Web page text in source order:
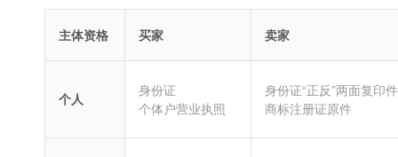
主体资格 买家 卖家
个人
身份证
个体户营业执照
身份证“正反”两面复印件
商标注册证原件